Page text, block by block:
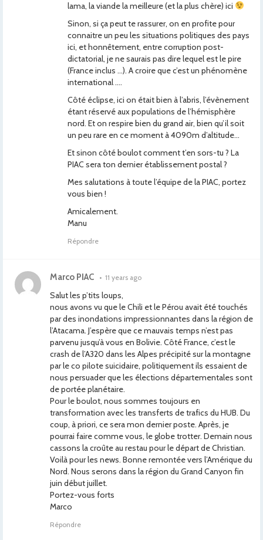
lama, la viande la meilleure (et la plus chère) ici
Sinon, si ça peut te rassurer, on en profite pour
connaitre un peu les situations politiques des pays
ici, et honnêtement, entre corruption post-
dictatorial, je ne saurais pas dire lequel est le pire
(France inclus …). A croire que c’est un phénomène
international ….
Côté éclipse, ici on était bien à l’abris, l’évènement
étant réservé aux populations de l’hémisphère
nord. Et on respire bien du grand air, bien qu’il soit
un peu rare en ce moment à 4090m d’altitude…
Et sinon côté boulot comment t’en sors-tu ? La
PIAC sera ton dernier établissement postal ?
Mes salutations à toute l’équipe de la PIAC, portez
vous bien !
Amicalement.
Manu
Répondre
Marco PIAC • 11 years ago
Salut les p’tits loups,
nous avons vu que le Chili et le Pérou avait été touchés
par des inondations impressionnantes dans la région de
l’Atacama. J’espère que ce mauvais temps n’est pas
parvenu jusqu’à vous en Bolivie. Côté France, c’est le
crash de l’A320 dans les Alpes précipité sur la montagne
par le co pilote suicidaire, politiquement ils essaient de
nous persuader que les élections départementales sont
de portée planétaire.
Pour le boulot, nous sommes toujours en
transformation avec les transferts de trafics du HUB. Du
coup, à priori, ce sera mon dernier poste. Après, je
pourrai faire comme vous, le globe trotter. Demain nous
cassons la croûte au restau pour le départ de Christian.
Voilà pour les news. Bonne remontée vers l’Amérique du
Nord. Nous serons dans la région du Grand Canyon fin
juin début juillet.
Portez-vous forts
Marco
Répondre